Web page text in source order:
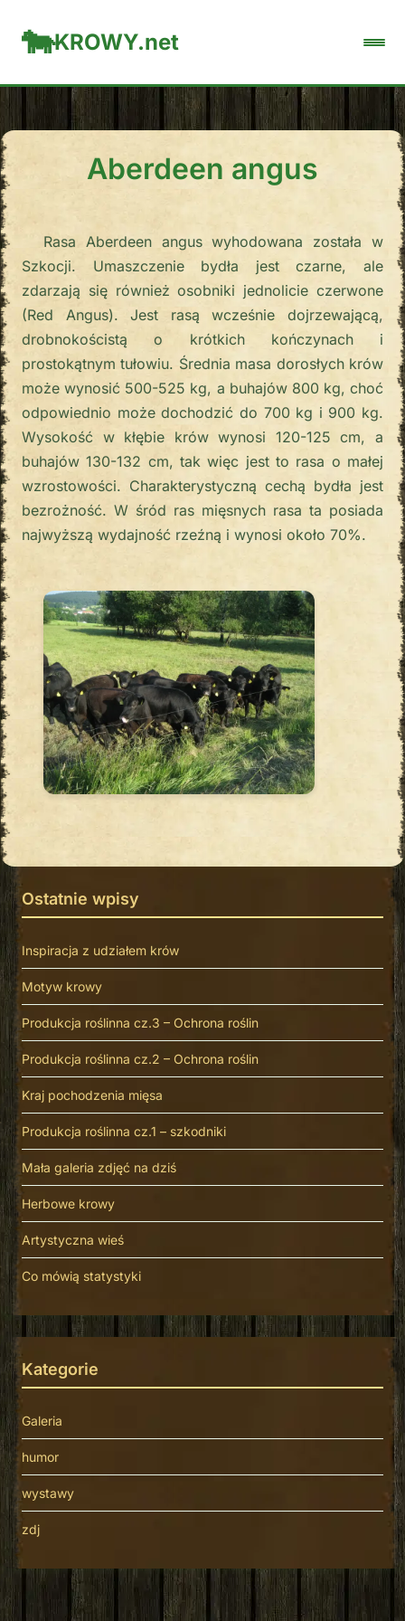
KROWY.net
Aberdeen angus
Rasa Aberdeen angus wyhodowana została w
Szkocji. Umaszczenie bydła jest czarne, ale
zdarzają się również osobniki jednolicie czerwone
(Red Angus). Jest rasą wcześnie dojrzewającą,
drobnokościstą o krótkich kończynach i
prostokątnym tułowiu. Średnia masa dorosłych krów
może wynosić 500-525 kg, a buhajów 800 kg, choć
odpowiednio może dochodzić do 700 kg i 900 kg.
Wysokość w kłębie krów wynosi 120-125 cm, a
buhajów 130-132 cm, tak więc jest to rasa o małej
wzrostowości. Charakterystyczną cechą bydła jest
bezrożność. W śród ras mięsnych rasa ta posiada
najwyższą wydajność rzeźną i wynosi około 70%.
Ostatnie wpisy
Inspiracja z udziałem krów
Motyw krowy
Produkcja roślinna cz.3 – Ochrona roślin
Produkcja roślinna cz.2 – Ochrona roślin
Kraj pochodzenia mięsa
Produkcja roślinna cz.1 – szkodniki
Mała galeria zdjęć na dziś
Herbowe krowy
Artystyczna wieś
Co mówią statystyki
Kategorie
Galeria
humor
wystawy
zdj